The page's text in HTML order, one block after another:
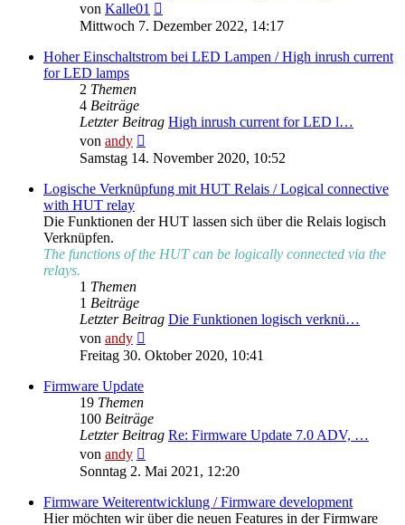
von Kalle01
Beitrag
Mittwoch 7. Dezember 2022, 14:17
Hoher Einschaltstrom bei LED Lampen / High inrush current
for LED lamps
2 Themen
4 Beiträge
Letzter Beitrag High inrush current for LED l…
von andy
Beitrag
Samstag 14. November 2020, 10:52
Logische Verknüpfung mit HUT Relais / Logical connective
with HUT relay
Die Funktionen der HUT lassen sich über die Relais logisch
Verknüpfen.
The functions of the HUT can be logically connected via the
relays.
1 Themen
1 Beiträge
Letzter Beitrag Die Funktionen logisch verknü…
von andy
Beitrag
Freitag 30. Oktober 2020, 10:41
Firmware Update
19 Themen
100 Beiträge
Letzter Beitrag Re: Firmware Update 7.0 ADV, …
von andy
Beitrag
Sonntag 2. Mai 2021, 12:20
Firmware Weiterentwicklung / Firmware development
Hier möchten wir über die neuen Features in der Firmware